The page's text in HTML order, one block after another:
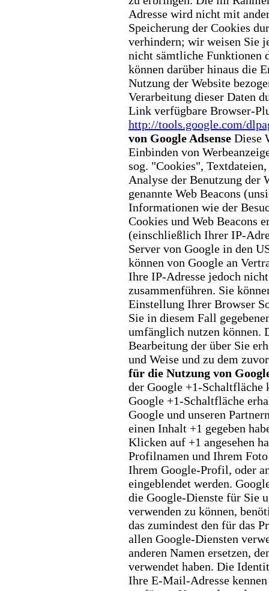
Adresse wird nicht mit
Speicherung der Cookies
verhindern; wir weisen Sie
nicht sämtliche Funktionen
können darüber hinaus die
Nutzung der Website
Verarbeitung dieser Daten
Link verfügbare Browser-
http://tools.google.com/
von Google Adsense Diese
Einbinden von
sog. "Cookies",
Analyse der Benutzung der
genannte Web Beacons
Informationen wie der
Cookies und Web Beacons
(einschließlich Ihrer IP-
Server von Google in den
können von Google an
Ihre IP-Adresse jedoch
zusammenführen. Sie
Einstellung Ihrer Browser
Sie in diesem Fall
umfänglich nutzen können.
Bearbeitung der über Sie
und Weise und zu dem
für die Nutzung von
der Google +1-
Google +1-Schaltfläche
Google und unseren
einen Inhalt +1 gegeben
Klicken auf +1 angesehen
Profilnamen und Ihrem
Ihrem Google-Profil, oder
eingeblendet werden.
die Google-Dienste für Sie
verwenden zu können,
das zumindest den für das
allen Google-Diensten
anderen Namen ersetzen,
verwendet haben. Die
Ihre E-Mail-Adresse